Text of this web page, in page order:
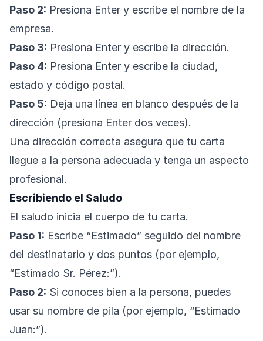
Paso 2: Presiona Enter y escribe el nombre de la
empresa.
Paso 3: Presiona Enter y escribe la dirección.
Paso 4: Presiona Enter y escribe la ciudad,
estado y código postal.
Paso 5: Deja una línea en blanco después de la
dirección (presiona Enter dos veces).
Una dirección correcta asegura que tu carta
llegue a la persona adecuada y tenga un aspecto
profesional.
Escribiendo el Saludo
El saludo inicia el cuerpo de tu carta.
Paso 1: Escribe “Estimado” seguido del nombre
del destinatario y dos puntos (por ejemplo,
“Estimado Sr. Pérez:”).
Paso 2: Si conoces bien a la persona, puedes
usar su nombre de pila (por ejemplo, “Estimado
Juan:”).